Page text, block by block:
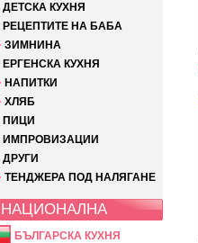
ДЕТСКА КУХНЯ
РЕЦЕПТИТЕ НА БАБА
ЗИМНИНА
ЕРГЕНСКА КУХНЯ
НАПИТКИ
ХЛЯБ
ПИЦИ
ИМПРОВИЗАЦИИ
ДРУГИ
ТЕНДЖЕРА ПОД НАЛЯГАНЕ
НАЦИОНАЛНА
БЪЛГАРСКА КУХНЯ